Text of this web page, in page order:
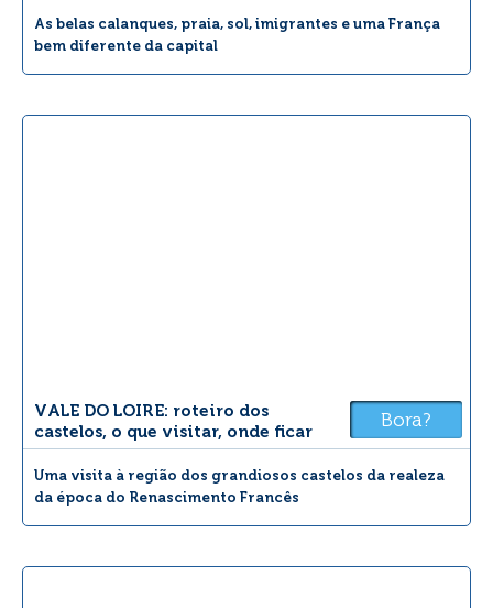
As belas calanques, praia, sol, imigrantes e uma França
bem diferente da capital
VALE DO LOIRE: roteiro dos
castelos, o que visitar, onde ficar
Uma visita à região dos grandiosos castelos da realeza
da época do Renascimento Francês
Bora?